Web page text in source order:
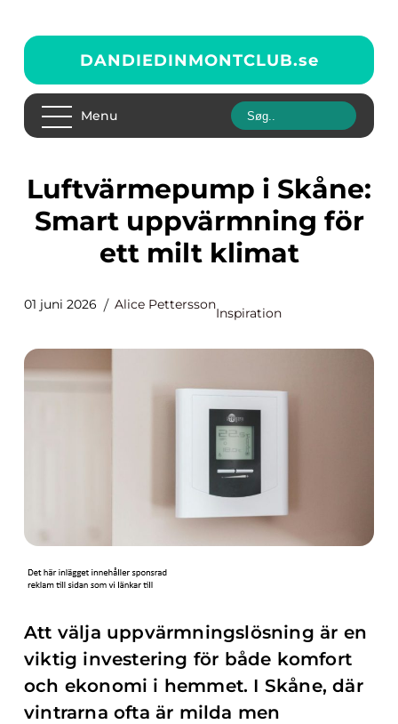
DANDIEDINMONTCLUB.se
Menu
Luftvärmepump i Skåne:
Smart uppvärmning för
ett milt klimat
01 juni 2026 Alice Pettersson
Inspiration
Att välja uppvärmningslösning är en
viktig investering för både komfort
och ekonomi i hemmet. I Skåne, där
vintrarna ofta är milda men